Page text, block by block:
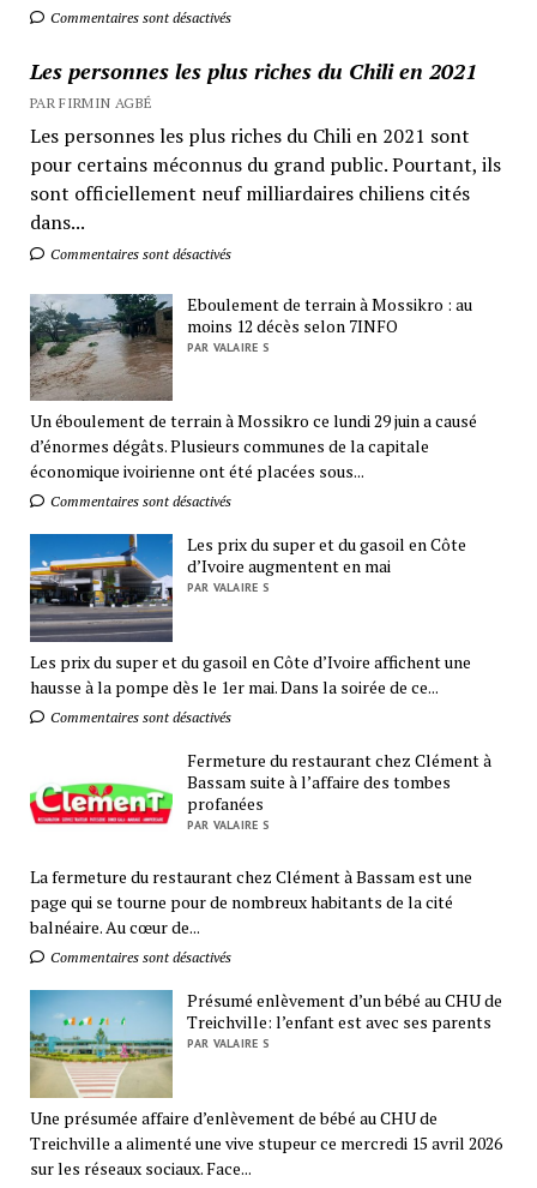
Commentaires sont désactivés
Les personnes les plus riches du Chili en 2021
PAR FIRMIN AGBÉ
Les personnes les plus riches du Chili en 2021 sont
pour certains méconnus du grand public. Pourtant, ils
sont officiellement neuf milliardaires chiliens cités
dans...
Commentaires sont désactivés
Eboulement de terrain à Mossikro : au
moins 12 décès selon 7INFO
PAR VALAIRE S
Un éboulement de terrain à Mossikro ce lundi 29 juin a causé
d’énormes dégâts. Plusieurs communes de la capitale
économique ivoirienne ont été placées sous...
Commentaires sont désactivés
Les prix du super et du gasoil en Côte
d’Ivoire augmentent en mai
PAR VALAIRE S
Les prix du super et du gasoil en Côte d’Ivoire affichent une
hausse à la pompe dès le 1er mai. Dans la soirée de ce...
Commentaires sont désactivés
Fermeture du restaurant chez Clément à
Bassam suite à l’affaire des tombes
profanées
PAR VALAIRE S
La fermeture du restaurant chez Clément à Bassam est une
page qui se tourne pour de nombreux habitants de la cité
balnéaire. Au cœur de...
Commentaires sont désactivés
Présumé enlèvement d’un bébé au CHU de
Treichville: l’enfant est avec ses parents
PAR VALAIRE S
Une présumée affaire d’enlèvement de bébé au CHU de
Treichville a alimenté une vive stupeur ce mercredi 15 avril 2026
sur les réseaux sociaux. Face...